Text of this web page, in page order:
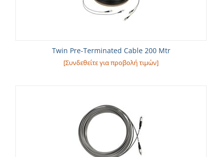
Twin Pre-Terminated Cable 200 Mtr
[Συνδεθείτε για προβολή τιμών]